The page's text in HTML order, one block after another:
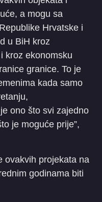
a mogu sa
Hrvatske i
u BiH kroz
kroz ekonomsku
granice. To je
kada samo
ono što svi zajedno
je moguće prije”,
ovakvih projekata na
godinama biti